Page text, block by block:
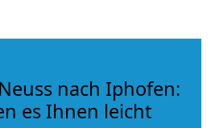
nach Iphofen:
es Ihnen leicht